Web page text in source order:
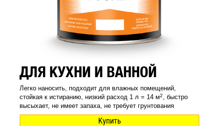
ДЛЯ КУХНИ И ВАННОЙ
Легко наносить, подходит для влажных помещений,
стойкая к истиранию, низкий расход 1 л = 14 м2, быстро
высыхает, не имеет запаха, не требует грунтования
Купить